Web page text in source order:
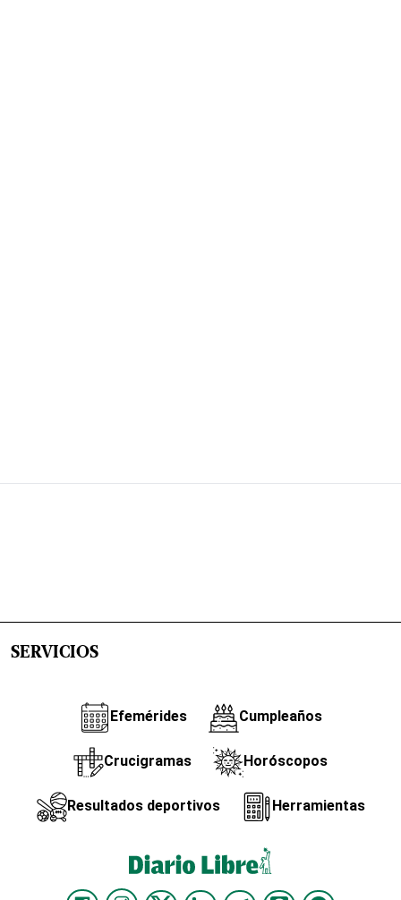
SERVICIOS
Efemérides Cumpleaños
Crucigramas Horóscopos
Resultados deportivos Herramientas